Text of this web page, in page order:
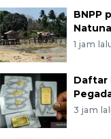
BNPP
Natuna
1 jam
Daftar
3 jam